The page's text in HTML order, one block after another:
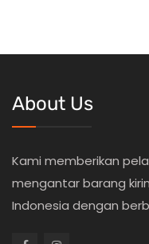
About Us
Kami memberikan
mengantar barang
Indonesia dengan